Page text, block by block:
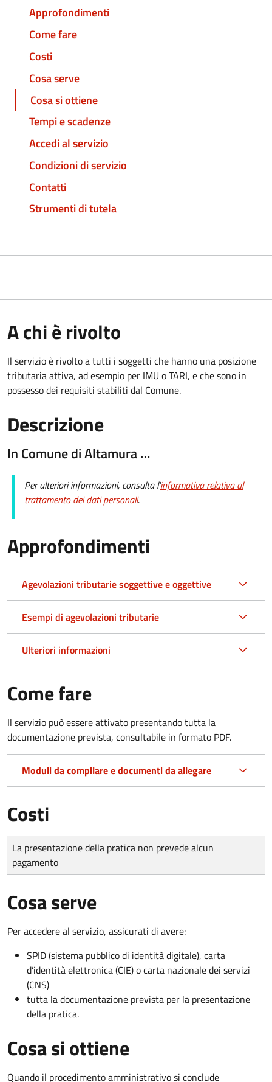
Approfondimenti
Come fare
Costi
Cosa serve
Cosa si ottiene
Tempi e scadenze
Accedi al servizio
Condizioni di servizio
Contatti
Strumenti di tutela
A chi è rivolto
Il servizio è rivolto a tutti i soggetti che hanno una posizione
tributaria attiva, ad esempio per IMU o TARI, e che sono in
possesso dei requisiti stabiliti dal Comune.
Descrizione
In Comune di Altamura …
Per ulteriori informazioni, consulta l'informativa relativa al
trattamento dei dati personali.
Approfondimenti
Agevolazioni tributarie soggettive e oggettive
Esempi di agevolazioni tributarie
Ulteriori informazioni
Come fare
Il servizio può essere attivato presentando tutta la
documentazione prevista, consultabile in formato PDF.
Moduli da compilare e documenti da allegare
Costi
Tipo di pagamento
Importo
La presentazione della pratica non prevede alcun
pagamento
Cosa serve
Per accedere al servizio, assicurati di avere:
SPID (sistema pubblico di identità digitale), carta
d’identità elettronica (CIE) o carta nazionale dei servizi
(CNS)
tutta la documentazione prevista per la presentazione
della pratica.
Cosa si ottiene
Quando il procedimento amministrativo si conclude